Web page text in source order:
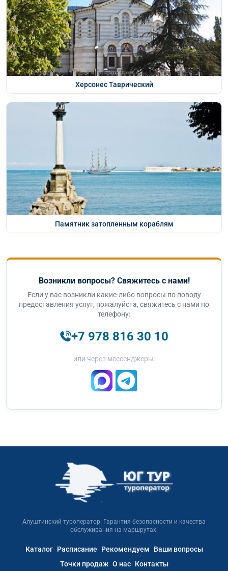
Херсонес Таврический
Памятник затопленным кораблям
Возникли вопросы? Свяжитесь с нами!
Если у вас возникли какие-либо вопросы по поводу
предоставления услуг, пожалуйста, свяжитесь с нами по
телефону:
+7 978 816 30 10
или через мессенджеры:
Алуштинский туроператор. Гарантия безопасности и качества
обслуживания на маршрутах.
Каталог Расписание Рекомендуем
Ваши вопросы
Точки продаж О нас Контакты